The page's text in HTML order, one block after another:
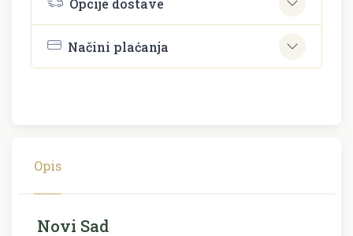
Opcije dostave
Načini plaćanja
Opis
Novi Sad